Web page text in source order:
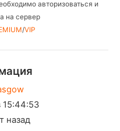
авторизоваться и
на сервер
/VIP
15:44:53
назад